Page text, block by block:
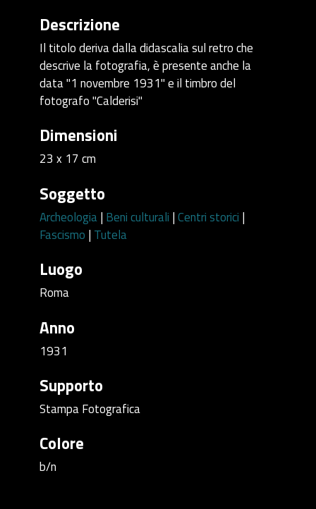
Descrizione
Il titolo deriva dalla didascalia sul retro che
descrive la fotografia, è presente anche la
data "1 novembre 1931" e il timbro del
fotografo "Calderisi"
Dimensioni
23 x 17 cm
Soggetto
Archeologia| Beni culturali |Centri storici |
Fascismo | Tutela
Luogo
Roma
Anno
1931
Supporto
Stampa Fotografica
Colore
b/n